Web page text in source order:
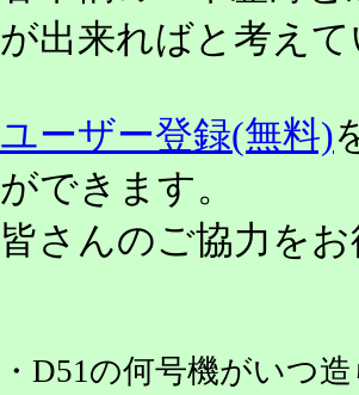
が出来ればと考え
ユーザー登録(無料)
ができます。
皆さんのご協力を
・D51の何号機がいつ